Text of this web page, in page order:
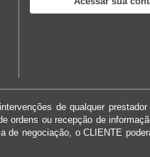
de qualquer
ordens ou recepção de
negociação, o CLIENTE